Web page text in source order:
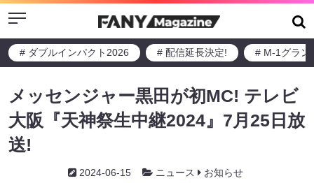
Menu
# ダブルインパクト2026 # 配信延長決定! # M-1グラン
メッセンジャー黒田が初MC! テレビ
大阪『天神祭生中継2024』7月25日放
送!
2024-06-15 ニュース お知らせ